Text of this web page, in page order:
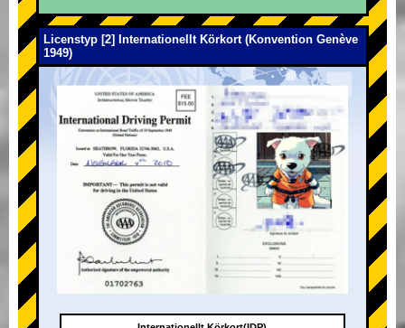
Licenstyp [2] Internationellt Körkort (Konvention Genève
1949)